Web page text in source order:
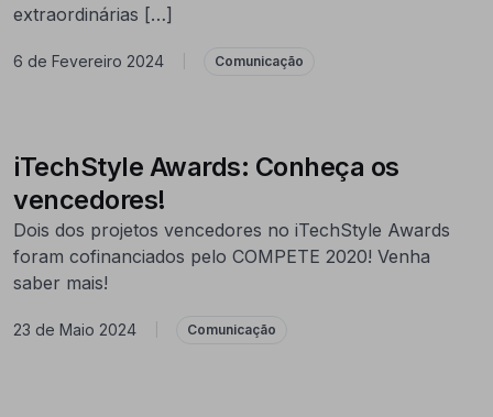
extraordinárias […]
6 de Fevereiro 2024 Comunicação
iTechStyle Awards: Conheça os
vencedores!
Dois dos projetos vencedores no iTechStyle Awards
foram cofinanciados pelo COMPETE 2020! Venha
saber mais!
23 de Maio 2024 Comunicação